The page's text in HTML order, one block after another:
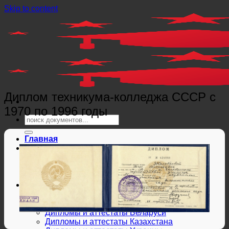
Skip to content
Главная
Справки
Справки из гос. органов
Справки ЗАГС
Дипломы и аттестаты
Аттестаты РФ
Дипломы и аттестаты Беларуси
Дипломы и аттестаты Казахстана
Диплом техникума-колледжа СССР с
1970 по 1996 годы